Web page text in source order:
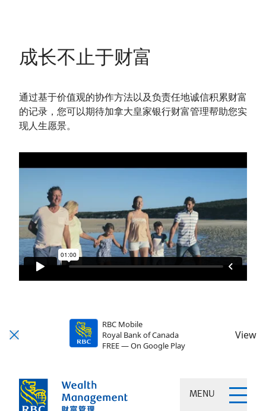
成长不止于财富
通过基于价值观的协作方法以及负责任地诚信积累财富
的记录，您可以期待加拿大皇家银行财富管理帮助您实
现人生愿景。
RBC Mobile
Royal Bank of Canada
FREE — On Google Play
View
MENU